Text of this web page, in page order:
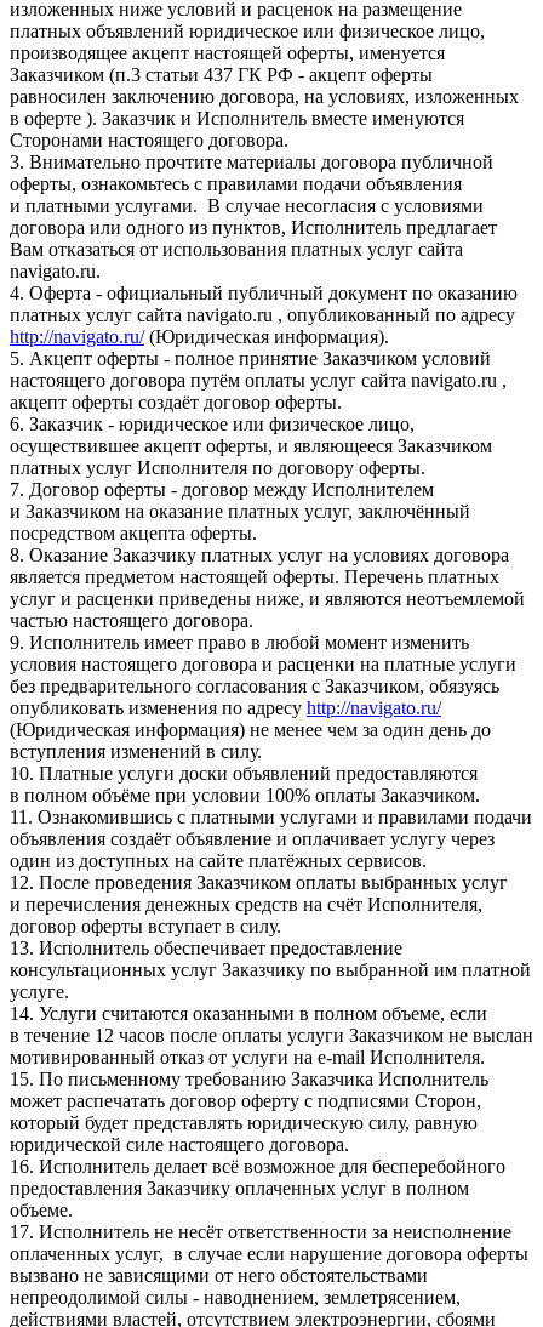
изложенных ниже условий и расценок на размещение
платных объявлений юридическое или физическое лицо,
производящее акцепт настоящей оферты, именуется
Заказчиком (п.3 статьи 437 ГК РФ - акцепт оферты
равносилен заключению договора, на условиях, изложенных
в оферте ). Заказчик и Исполнитель вместе именуются
Сторонами настоящего договора.
3. Внимательно прочтите материалы договора публичной
оферты, ознакомьтесь с правилами подачи объявления
и платными услугами. В случае несогласия с условиями
договора или одного из пунктов, Исполнитель предлагает
Вам отказаться от использования платных услуг сайта
navigato.ru.
4. Оферта - официальный публичный документ по оказанию
платных услуг сайта navigato.ru , опубликованный по адресу
http://navigato.ru/(Юридическая информация).
5. Акцепт оферты - полное принятие Заказчиком условий
настоящего договора путём оплаты услуг сайта navigato.ru ,
акцепт оферты создаёт договор оферты.
6. Заказчик - юридическое или физическое лицо,
осуществившее акцепт оферты, и являющееся Заказчиком
платных услуг Исполнителя по договору оферты.
7. Договор оферты - договор между Исполнителем
и Заказчиком на оказание платных услуг, заключённый
посредством акцепта оферты.
8. Оказание Заказчику платных услуг на условиях договора
является предметом настоящей оферты. Перечень платных
услуг и расценки приведены ниже, и являются неотъемлемой
частью настоящего договора.
9. Исполнитель имеет право в любой момент изменить
условия настоящего договора и расценки на платные услуги
без предварительного согласования с Заказчиком, обязуясь
опубликовать изменения по адресу http://navigato.ru/
(Юридическая информация) не менее чем за один день до
вступления изменений в силу.
10. Платные услуги доски объявлений предоставляются
в полном объёме при условии 100% оплаты Заказчиком.
11. Ознакомившись с платными услугами и правилами подачи
объявления создаёт объявление и оплачивает услугу через
один из доступных на сайте платёжных сервисов.
12. После проведения Заказчиком оплаты выбранных услуг
и перечисления денежных средств на счёт Исполнителя,
договор оферты вступает в силу.
13. Исполнитель обеспечивает предоставление
консультационных услуг Заказчику по выбранной им платной
услуге.
14. Услуги считаются оказанными в полном объеме, если
в течение 12 часов после оплаты услуги Заказчиком не выслан
мотивированный отказ от услуги на e-mail Исполнителя.
15. По письменному требованию Заказчика Исполнитель
может распечатать договор оферту с подписями Сторон,
который будет представлять юридическую силу, равную
юридической силе настоящего договора.
16. Исполнитель делает всё возможное для бесперебойного
предоставления Заказчику оплаченных услуг в полном
объеме.
17. Исполнитель не несёт ответственности за неисполнение
оплаченных услуг, в случае если нарушение договора оферты
вызвано не зависящими от него обстоятельствами
непреодолимой силы - наводнением, землетрясением,
действиями властей, отсутствием электроэнергии, сбоями